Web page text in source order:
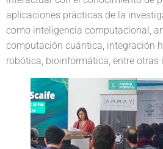
aplicaciones prácticas de la
como inteligencia computacional,
computación cuántica, integración
robótica, bioinformática, entre